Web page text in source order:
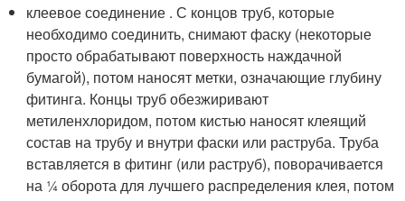
клеевое соединение . С концов труб, которые
необходимо соединить, снимают фаску (некоторые
просто обрабатывают поверхность наждачной
бумагой), потом наносят метки, означающие глубину
фитинга. Концы труб обезжиривают
метиленхлоридом, потом кистью наносят клеящий
состав на трубу и внутри фаски или раструба. Труба
вставляется в фитинг (или раструб), поворачивается
на ¼ оборота для лучшего распределения клея, потом